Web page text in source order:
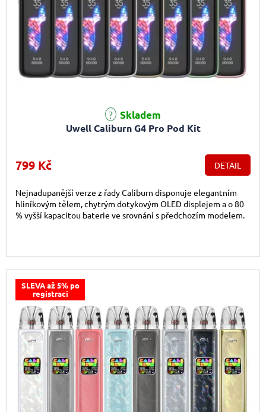
Uwell Caliburn G4 Pro Pod Kit
Skladem
799 Kč DETAIL
Nejnadupanější verze z řady Caliburn disponuje elegantním
hliníkovým tělem, chytrým dotykovým OLED displejem a o 80
% vyšší kapacitou baterie ve srovnání s předchozím modelem.
SLEVA až 5% po
registraci